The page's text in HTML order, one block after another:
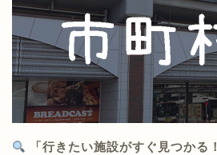
「行きたい施設がすぐ見つかる！